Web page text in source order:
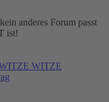
anderes Forum passt
ist!
WITZE